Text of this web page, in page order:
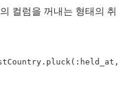
컬럼을 꺼내는 형태의 취